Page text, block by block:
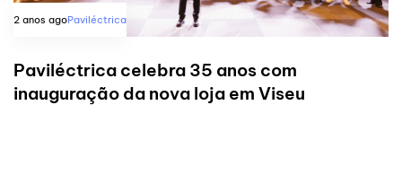
2 anos agoPaviléctrica
Paviléctrica celebra 35 anos com
inauguração da nova loja em Viseu